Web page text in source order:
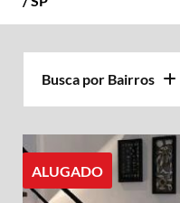
Busca por Bairros
ALUGADO